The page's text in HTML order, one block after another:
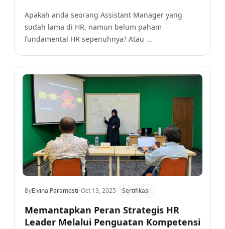
Apakah anda seorang Assistant Manager yang
sudah lama di HR, namun belum paham
fundamental HR sepenuhnya? Atau ...
ByElvina Paramesti•Oct 13, 2025 Sertifikasi
Memantapkan Peran Strategis HR
Leader Melalui Penguatan Kompetensi